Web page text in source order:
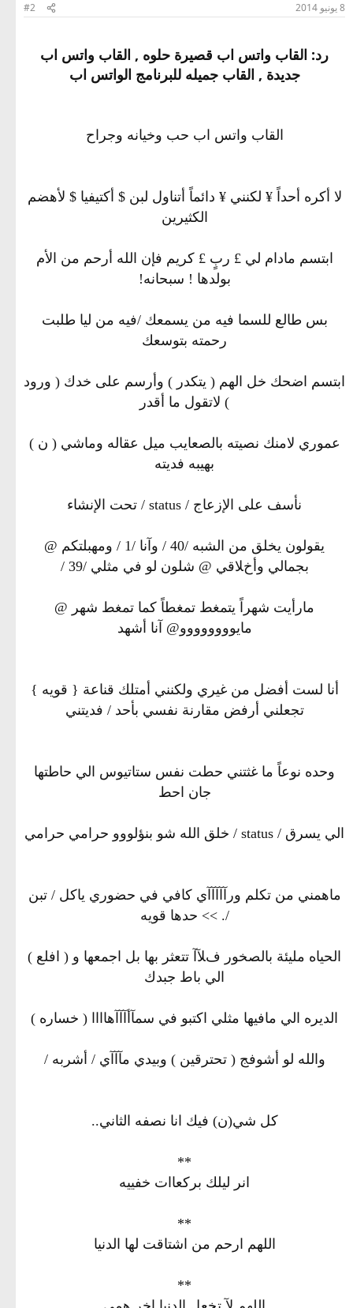
8 يونيو 2014 #2
رد: القاب واتس اب قصيرة حلوه , القاب واتس اب
جديدة , القاب جميله للبرنامج الواتس اب
القاب واتس اب حب وخيانه وجراح
ﻻ‌ أكره أحداً ¥ لكنني ¥ دائماً أتناول لبن $ أكتيفيا $ ﻷ‌هضم
الكثيرين
ابتسم مادام لي £ ربٍ £ كريم فإن الله أرحم من اﻷ‌م
بولدها ! سبحانه!
بس طالع للسما فيه من يسمعك /فيه من ليا طلبت
رحمته بتوسعك
ابتسم اضحك خل الهم ( يتكدر ) وأرسم على خدك ( ورود
) ﻻ‌تقول ما أقدر
عموري ﻻ‌منك نصيته بالصعايب ميل عقاله وماشي ( ن )
بهيبه فديته
نأسف على اﻹ‌زعاج / status / تحت اﻹ‌نشاء
يقولون يخلق من الشبه /40 / وآنا /1 / ومهبلتكم @
بجمالي وأخﻼ‌قي @ شلون لو في مثلي /39 /
مارأيت شهراً يتمغط تمغطاً كما تمغط شهر @
مايوووووووو@ آنا أشهد
أنا لست أفضل من غيري ولكنني أمتلك قناعة { قويه }
تجعلني أرفض مقارنة نفسي بأحد / فديتني
وحده نوعاً ما غثتني حطت نفس ستاتيوس الي حاطتها
جان احط
الي يسرق / status / خلق الله شو بنؤلووو حرامي حرامي
ماهمني من تكلم ورآآآآآي كافي في حضوري ياكل / تبن
/. >> حدها قويه
الحياه مليئة بالصخور فﻶ‌آ تتعثر بها بل اجمعها و ( افلع )
الي باط جبدك
الديره الي مافيها مثلي اكتبو في سمآأآآآهاااا ( خساره )
والله لو أشوفج ( تحترقين ) وبيدي مآآآي / أشربه /
كل شي(ن) فيك انا نصفه الثاني..
**
انر ليلك بركعاات خفييه
**
اللهم ارحم من اشتاقت لها الدنيا
**